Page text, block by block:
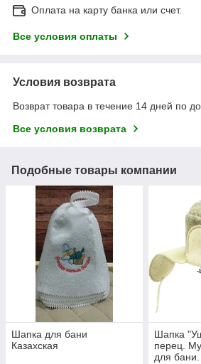
Оплата на карту банка или счет.
Все условия оплаты
Условия возврата
Возврат товара в течение 14 дней по
Все условия возврата
Подобные товары компании
Шапка для бани
Казахская
Шапка
перец.
для бани.